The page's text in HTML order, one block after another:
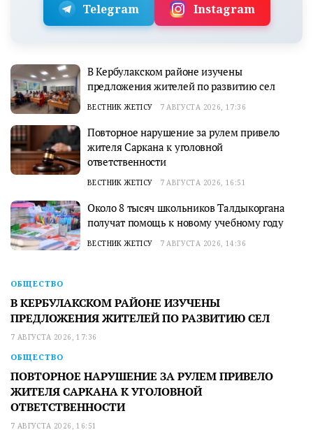
Telegram Instagram
В Кербулакском районе изучены
предложения жителей по развитию сел
ВЕСТНИК ЖЕТІСУ 7 АВГУСТА 2026, 17:36
Повторное нарушение за рулем привело
жителя Саркана к уголовной
ответственности
ВЕСТНИК ЖЕТІСУ 7 АВГУСТА 2026, 16:51
Около 8 тысяч школьников Талдыкоргана
получат помощь к новому учебному году
ВЕСТНИК ЖЕТІСУ 7 АВГУСТА 2026, 14:36
ОБЩЕСТВО
В КЕРБУЛАКСКОМ РАЙОНЕ ИЗУЧЕНЫ
ПРЕДЛОЖЕНИЯ ЖИТЕЛЕЙ ПО РАЗВИТИЮ СЕЛ
7 АВГУСТА 2026, 17:36
ОБЩЕСТВО
ПОВТОРНОЕ НАРУШЕНИЕ ЗА РУЛЕМ ПРИВЕЛО
ЖИТЕЛЯ САРКАНА К УГОЛОВНОЙ
ОТВЕТСТВЕННОСТИ
7 АВГУСТА 2026, 16:51